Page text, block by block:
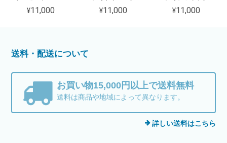
¥11,000 ¥11,000 ¥11,000
送料・配送について
お買い物15,000円以上で送料無料
送料は商品や地域によって異なります。
詳しい送料はこちら